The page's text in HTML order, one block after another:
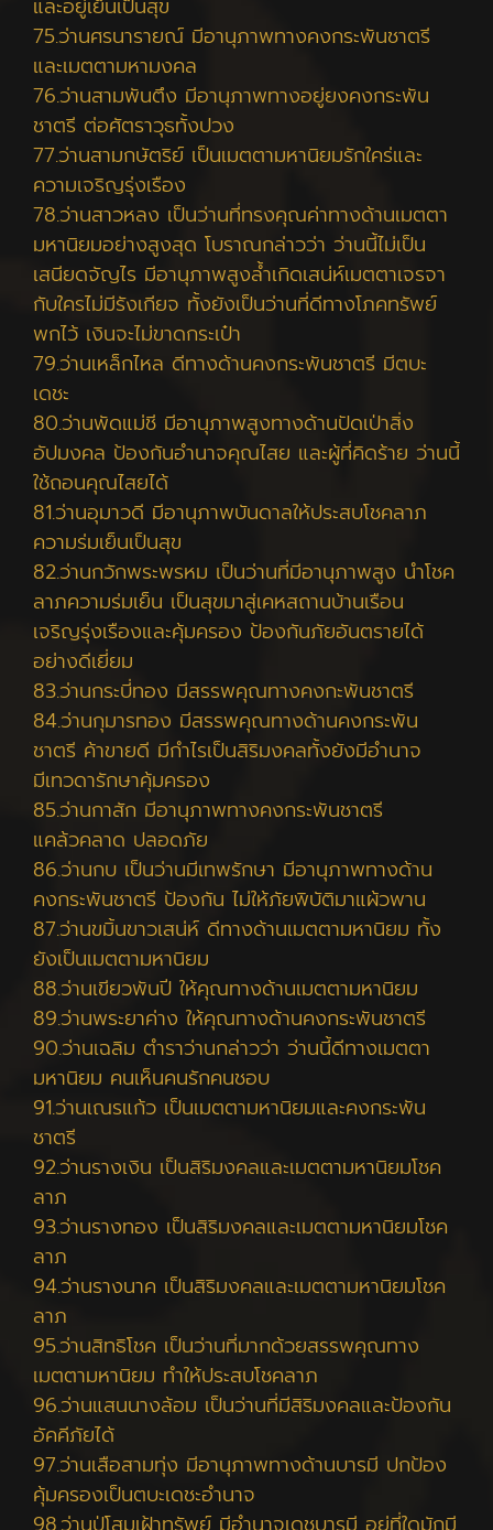
และอยู่เย็นเป็นสุข
75.ว่านศรนารายณ์ มีอานุภาพทางคงกระพันชาตรี
และเมตตามหามงคล
76.ว่านสามพันตึง มีอานุภาพทางอยู่ยงคงกระพัน
ชาตรี ต่อศัตราวุธทั้งปวง
77.ว่านสามกษัตริย์ เป็นเมตตามหานิยมรักใคร่และ
ความเจริญรุ่งเรือง
78.ว่านสาวหลง เป็นว่านที่ทรงคุณค่าทางด้านเมตตา
มหานิยมอย่างสูงสุด โบราณกล่าวว่า ว่านนี้ไม่เป็น
เสนียดจัญไร มีอานุภาพสูงล้ำเกิดเสน่ห์เมตตาเจรจา
กับใครไม่มีรังเกียจ ทั้งยังเป็นว่านที่ดีทางโภคทรัพย์
พกไว้ เงินจะไม่ขาดกระเป๋า
79.ว่านเหล็กไหล ดีทางด้านคงกระพันชาตรี มีตบะ
เดชะ
80.ว่านพัดแม่ชี มีอานุภาพสูงทางด้านปัดเป่าสิ่ง
อัปมงคล ป้องกันอำนาจคุณไสย และผู้ที่คิดร้าย ว่านนี้
ใช้ถอนคุณไสยได้
81.ว่านอุมาวดี มีอานุภาพบันดาลให้ประสบโชคลาภ
ความร่มเย็นเป็นสุข
82.ว่านกวักพระพรหม เป็นว่านที่มีอานุภาพสูง นำโชค
ลาภความร่มเย็น เป็นสุขมาสู่เคหสถานบ้านเรือน
เจริญรุ่งเรืองและคุ้มครอง ป้องกันภัยอันตรายได้
อย่างดีเยี่ยม
83.ว่านกระบี่ทอง มีสรรพคุณทางคงกะพันชาตรี
84.ว่านกุมารทอง มีสรรพคุณทางด้านคงกระพัน
ชาตรี ค้าขายดี มีกำไรเป็นสิริมงคลทั้งยังมีอำนาจ
มีเทวดารักษาคุ้มครอง
85.ว่านกาสัก มีอานุภาพทางคงกระพันชาตรี
แคล้วคลาด ปลอดภัย
86.ว่านกบ เป็นว่านมีเทพรักษา มีอานุภาพทางด้าน
คงกระพันชาตรี ป้องกัน ไม่ให้ภัยพิบัติมาแผ้วพาน
87.ว่านขมิ้นขาวเสน่ห์ ดีทางด้านเมตตามหานิยม ทั้ง
ยังเป็นเมตตามหานิยม
88.ว่านเขียวพันปี ให้คุณทางด้านเมตตามหานิยม
89.ว่านพระยาค่าง ให้คุณทางด้านคงกระพันชาตรี
90.ว่านเฉลิม ตำราว่านกล่าวว่า ว่านนี้ดีทางเมตตา
มหานิยม คนเห็นคนรักคนชอบ
91.ว่านเณรแก้ว เป็นเมตตามหานิยมและคงกระพัน
ชาตรี
92.ว่านรางเงิน เป็นสิริมงคลและเมตตามหานิยมโชค
ลาภ
93.ว่านรางทอง เป็นสิริมงคลและเมตตามหานิยมโชค
ลาภ
94.ว่านรางนาค เป็นสิริมงคลและเมตตามหานิยมโชค
ลาภ
95.ว่านสิทธิโชค เป็นว่านที่มากด้วยสรรพคุณทาง
เมตตามหานิยม ทำให้ประสบโชคลาภ
96.ว่านแสนนางล้อม เป็นว่านที่มีสิริมงคลและป้องกัน
อัคคีภัยได้
97.ว่านเสือสามทุ่ง มีอานุภาพทางด้านบารมี ปกป้อง
คุ้มครองเป็นตบะเดชะอำนาจ